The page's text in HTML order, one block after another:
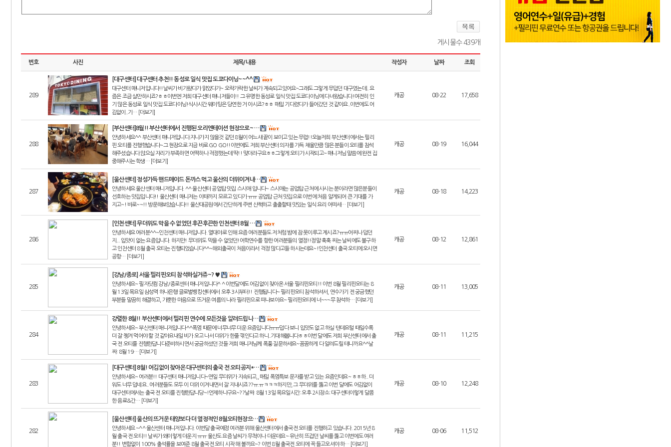
게시물수 439개
번호 사진 제목/내용 작성자 날짜 조회
289
[대구센터] 대구센터 추천!! 동성로 일식 맛집 도쿄다이닝~~^^
대구센터 매니저입니다!!날씨가 비가왔다가 맑았다가~ 오락가락한 날씨가 계속되고있어요~그래도 그렇게 무덥던 대구였는데.. 요
즘은 조금 살만하시죠?ㅎㅎ이번엔 저희 대구센터 매니저들이!! 그 유명한 동성로 일식 맛집 도쿄다이닝에 다녀왔습니다!여전히 인
기 많은 동성로 일식 맛집 도쿄다이닝!식사시간 웨이팅은 당연한 거 아시죠?ㅎㅎ 매일 기다렸다가 들어갔던 것 같아요..이번에도 어
김없이..기… [더보기]
캐공 08-22 17,658
288
[부산센터]8월!! 부산센터에서 진행된 오리엔테이션 현장으로~ …
안녕하세요^^ 부산센터 매니저입니다.지나가지 않을것 같던 8월이 어느새 끝이 보이고 있는 무렵!!오늘저희 부산센터에서는 필리
핀 오티를 진행했습니다~그 현장으로 지금 바로 GO GO!!이번에도 저희 부산센터 의자를 가득 채울만큼 많은 분들이 오티를 참석
해주셨습니다.앉으실 자리가 부족하면 어떡하나 걱정했는데 딱!! 맞더라구요ㅎㅎ그렇게 오티가 시작되고~ 매니저님 말씀에 완전 집
중해주시는 학생… [더보기]
캐공 08-19 16,044
287
[울산센터] 정성가득 핸드매이드 돈까스 먹고 울산의 더위이겨내…
안녕하세요 울산센터 매니저입니다. ^^ 울산센터 공업탑 맛집 스시애 입니다~ 스시애는 공업탑 근처에 사시는 분이라면 많은분들이
선호하는 맛집입니다!! 울산센터 매니저는 이때까지 모르고 있다가 ㅠㅠ 공업탑 근처 맛집으로 이번에 처음 알게되어 큰 기대를 가
지고~! 바로~~!! 방문해보았습니다!! 울산대공원에서 간단하게 주변 산책하고 출출할때 맛있는 일식 요리 어떠세… [더보기]
캐공 08-18 14,223
286
[인천센터] 무더위도 막을 수 없었던 후끈후끈한 인천센터 8월 …
안녕하세요 여러분^^~인천센터 매니저입니다. 열대야로 인해 요즘 여러분들도 저처럼 밤에 잠 못이루고 계시죠?ㅠㅠ어찌나 덥던
지... 입맛이 없는 요즘입니다. 하지만! 무더위도 막을 수 없었던!어학연수를 향한 여러분들의 열정!!정말 훅훅 찌는 날씨에도 불구하
고 인천센터 8월 출국 오티는 진행되었습니다^^~해외출국이 처음이라서 걱정 많다고들 하시는데요~!인천센터 출국 오티에 오시면
공항… [더보기]
캐공 08-12 12,861
285
[강남/종로] 서울 필리핀오티 참석하실거쥬~? ♥
안녕하세요~ 필자닷컴 강남/종로센터 매니저입니다^ ^ 이번달에도 어김없이 찾아온 서울 필리핀오티!! 이번 8월 필리핀오티는 8
월 13일 목요일 삼성역 하나은행 글로벌뱅킹센터에서 오후 3시부터!! 진행됩니다~ 필리핀오티 참석하셔서, 연수가기 전 궁금했던
부분들 말끔히 해결하고, 가뿐한 마음으로 뜨거운 여름의 나라 필리핀으로 떠나보아요~ 필리핀오티에 너~~~무 참석하… [더보기]
캐공 08-11 13,005
284
강렬한 8월!! 부산센터에서 필리핀 연수에 모든것을 알려드립니…
안녕하세요~ 부산센터 매니저입니다^^폭염 때문에 너무너무 더운 요즘입니다ㅠㅠ덥다 보니 입맛도 없고 하실 텐데요럴 때일수록
더 잘 챙겨 먹어야 할 것 같아요내일 비가 오고 나서 더위가 한풀 꺾인다고 하니..기대해봅니다ㅎㅎ이번 달에도 저희 부산센터에서 출
국 전 오티를 진행한답니다준비하시면서 궁금하셨던 것들 저희 매니저님께 폭풍 질문하세요~꼼꼼하게 다 알려드릴 테니까요^^날
짜: 8월 19… [더보기]
캐공 08-11 11,215
283
[대구센터] 8월! 어김없이 찾아온 대구센터의 출국 전 오티공지*…
안녕하세요~ 여러분!! 대구센터 매니저입니다~연일 무더위가 지속되고,, 매일 폭염특보 문자를 받고 있는 요즘인데요~ ㅎㅎ하.. 더
워도 너무 덥네요.. 여러분들도 모두 이 더위 이겨내면서 잘 지내시죠??ㅠ.ㅠㅋㅋㅋ하지만, 그 무더위를 뚫고 이번 달에도 어김없이
대구센터에서는 출국 전 오티를 진행한답니당~!언제하냐구요~??날짜: 8월 13일 목요일시간: 오후 2시장소: 대구센터이렇게 달콤
한 음료&간… [더보기]
캐공 08-10 12,248
282
[울산센터] 울산의 뜨거운 태양보다 더 열정적인 8월오티현장으…
안녕하세요 ~^^ 울산센터 매니저입니다. 이번달 출국예정 여러분 위해 울산센터에서 출국전 오티를 진행하고 있습니다. 2015년 8
월 출국 전 오티!! 날씨가 왜이렇게 더운지 ㅠㅠ 울산도 요즘 날씨가 무척이나 더운데요~ 유난히 뜨겁던 날씨를 뚫고 이번에도 여러
분!! 변함없이 100% 출석률을 보여준 8월 출국전 오티 시작 해 볼까요~? 이번 8월 출국전 오티에 꼭 들고오셔야 하… [더보기]
캐공 08-06 11,512